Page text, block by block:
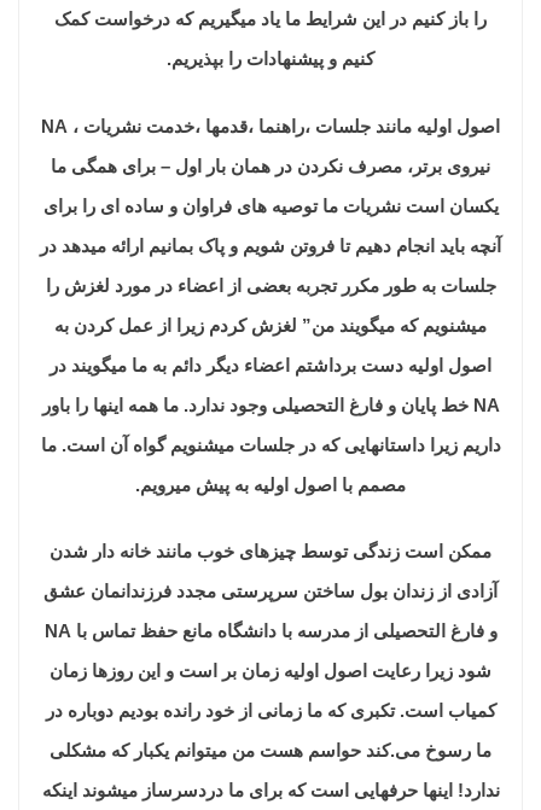
را باز کنیم در این شرایط ما یاد میگیریم که درخواست کمک
کنیم و پیشنهادات را بپذیریم.
اصول اولیه مانند جلسات ،راهنما ،قدمها ،خدمت نشریات ، NA
نیروی برتر، مصرف نکردن در همان بار اول – برای همگی ما
یکسان است نشریات ما توصیه های فراوان و ساده ای را برای
آنچه باید انجام دهیم تا فروتن شویم و پاک بمانیم ارائه میدهد در
جلسات به طور مکرر تجربه بعضی از اعضاء در مورد لغزش را
میشنویم که میگویند من” لغزش کردم زیرا از عمل کردن به
اصول اولیه دست برداشتم اعضاء دیگر دائم به ما میگویند در
NA خط پایان و فارغ التحصیلی وجود ندارد. ما همه اینها را باور
داریم زیرا داستانهایی که در جلسات میشنویم گواه آن است. ما
مصمم با اصول اولیه به پیش میرویم.
ممکن است زندگی توسط چیزهای خوب مانند خانه دار شدن
آزادی از زندان بول ساختن سرپرستی مجدد فرزندانمان عشق
و فارغ التحصیلی از مدرسه با دانشگاه مانع حفظ تماس با NA
شود زیرا رعایت اصول اولیه زمان بر است و این روزها زمان
کمیاب است. تکبری که ما زمانی از خود رانده بودیم دوباره در
ما رسوخ می.کند حواسم هست من میتوانم یکبار که مشکلی
ندارد! اینها حرفهایی است که برای ما دردسرساز میشوند اینکه